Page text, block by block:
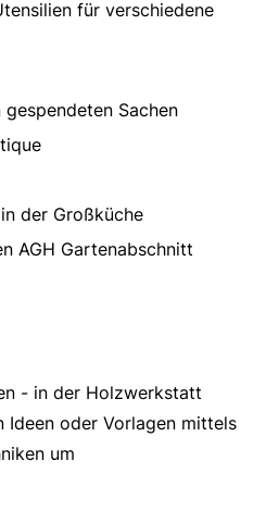
für verschiedene
Sachen
der Großküche
AGH Gartenabschnitt
- in der Holzwerkstatt
Ideen oder Vorlagen mittels
um